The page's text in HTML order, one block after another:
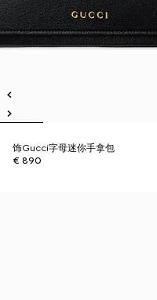
饰Gucci字母迷你手拿包
€ 890